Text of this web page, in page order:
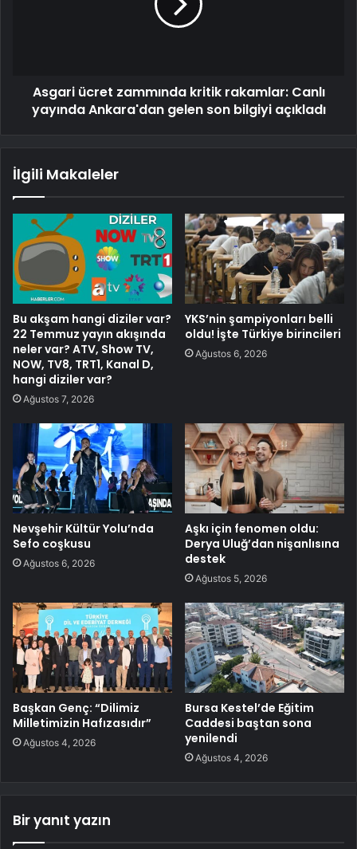
Asgari ücret zammında kritik rakamlar: Canlı
yayında Ankara'dan gelen son bilgiyi açıkladı
İlgili Makaleler
Bu akşam hangi diziler var?
22 Temmuz yayın akışında
neler var? ATV, Show TV,
NOW, TV8, TRT1, Kanal D,
hangi diziler var?
Ağustos 7, 2026
YKS’nin şampiyonları belli
oldu! İşte Türkiye birincileri
Ağustos 6, 2026
Nevşehir Kültür Yolu’nda
Sefo coşkusu
Ağustos 6, 2026
Aşkı için fenomen oldu:
Derya Uluğ’dan nişanlısına
destek
Ağustos 5, 2026
Başkan Genç: “Dilimiz
Milletimizin Hafızasıdır”
Ağustos 4, 2026
Bursa Kestel’de Eğitim
Caddesi baştan sona
yenilendi
Ağustos 4, 2026
Bir yanıt yazın